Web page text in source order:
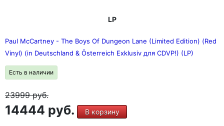
LP
Paul McCartney - The Boys Of Dungeon Lane (Limited Edition) (Red
Vinyl) (in Deutschland & Österreich Exklusiv для CDVP!) (LP)
Есть в наличии
23999руб.
14444 руб. В корзину